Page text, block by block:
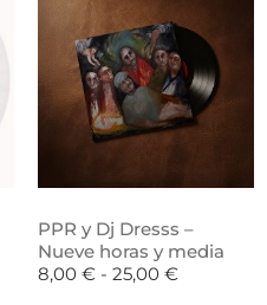
PPR y Dj Dresss –
Nueve horas y media
8,00 € - 25,00 €